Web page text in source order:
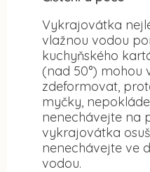
Vykrajovátka
vlažnou vodou
kuchyňského
(nad 50°) mohou
zdeformovat,
myčky,
nenechávejte na
vykrajovátka
nenechávejte ve
vodou.